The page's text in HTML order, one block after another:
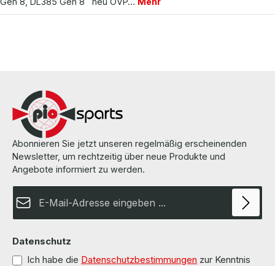
Abonnieren Sie jetzt unseren regelmäßig erscheinenden
Newsletter, um rechtzeitig über neue Produkte und
Angebote informiert zu werden.
Datenschutz
Ich habe die Datenschutzbestimmungen zur Kenntnis